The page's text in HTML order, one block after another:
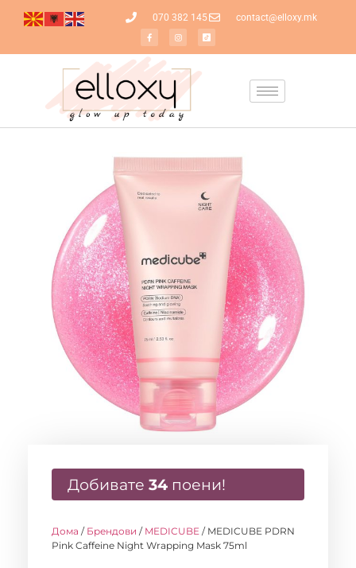
070 382 145 contact@elloxy.mk
Добивате 34 поени!
Дома / Брендови / MEDICUBE / MEDICUBE PDRN
Pink Caffeine Night Wrapping Mask 75ml